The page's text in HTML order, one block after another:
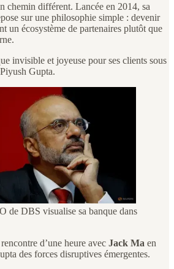
chemin différent. Lancée en 2014, sa
sur une philosophie simple : devenir
un écosystème de partenaires plutôt que
invisible et joyeuse pour ses clients sous
Gupta.
de DBS visualise sa banque dans
d’une heure avec Jack Ma en
des forces disruptives émergentes.